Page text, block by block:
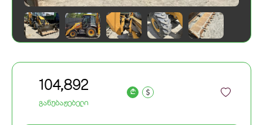
104,892
განუბაჟებელი
a